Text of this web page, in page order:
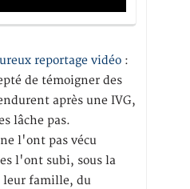
reportage vidéo :
de témoigner des
après une IVG,
lâche pas.
l'ont pas vécu
l'ont subi, sous la
leur famille, du